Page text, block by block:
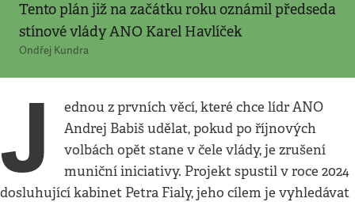
Tento plán již na začátku roku oznámil předseda
stínové vlády ANO Karel Havlíček
Ondřej Kundra
J
ednou z prvních věcí, které chce lídr ANO
Andrej Babiš udělat, pokud po říjnových
volbách opět stane v čele vlády, je zrušení
muniční iniciativy. Projekt spustil v roce 2024
dosluhující kabinet Petra Fialy, jeho cílem je vyhledávat